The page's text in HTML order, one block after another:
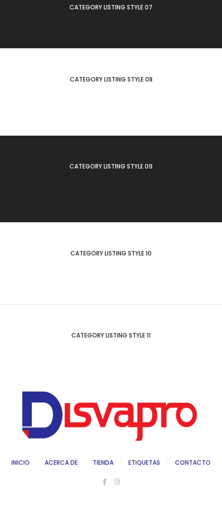
CATEGORY LISTING STYLE 07
CATEGORY LISTING STYLE 08
CATEGORY LISTING STYLE 09
CATEGORY LISTING STYLE 10
CATEGORY LISTING STYLE 11
INICIO ACERCA DE TIENDA ETIQUETAS CONTACTO